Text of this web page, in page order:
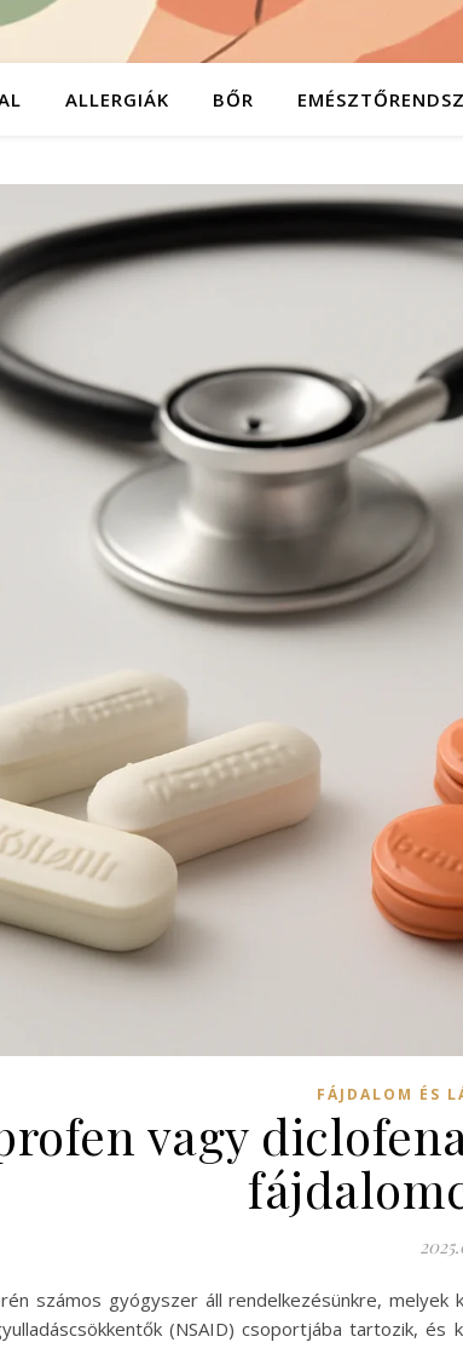
ALLERGIÁK BŐR
FÁJDALOM ÉS
vagy
számos gyógyszer áll rendelkezésünkre,
(NSAID) csoportjába tartozik, és